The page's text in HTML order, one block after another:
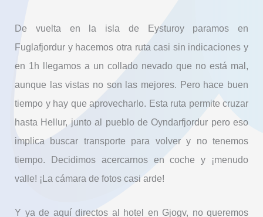
De vuelta en la isla de Eysturoy paramos en
Fuglafjordur y hacemos otra ruta casi sin indicaciones y
en 1h llegamos a un collado nevado que no está mal,
aunque las vistas no son las mejores. Pero hace buen
tiempo y hay que aprovecharlo. Esta ruta permite cruzar
hasta Hellur, junto al pueblo de Oyndarfjordur pero eso
implica buscar transporte para volver y no tenemos
tiempo. Decidimos acercarnos en coche y ¡menudo
valle! ¡La cámara de fotos casi arde!
Y ya de aquí directos al hotel en Gjogv, no queremos